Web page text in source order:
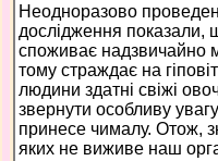
Неодноразово
дослідження показали,
споживає надзвичайно
тому страждає на
людини здатні свіжі
звернути особливу
принесе чималу. Отож,
яких не виживе наш